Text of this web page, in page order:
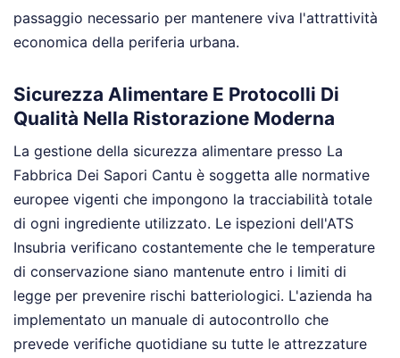
passaggio necessario per mantenere viva l'attrattività
economica della periferia urbana.
Sicurezza Alimentare E Protocolli Di
Qualità Nella Ristorazione Moderna
La gestione della sicurezza alimentare presso La
Fabbrica Dei Sapori Cantu è soggetta alle normative
europee vigenti che impongono la tracciabilità totale
di ogni ingrediente utilizzato. Le ispezioni dell'ATS
Insubria verificano costantemente che le temperature
di conservazione siano mantenute entro i limiti di
legge per prevenire rischi batteriologici. L'azienda ha
implementato un manuale di autocontrollo che
prevede verifiche quotidiane su tutte le attrezzature